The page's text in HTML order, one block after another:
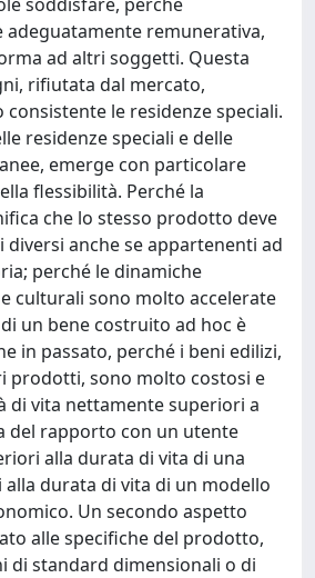
adeguatamente remunerativa,
ad altri soggetti. Questa
rifiutata dal mercato,
le residenze speciali.
residenze speciali e delle
emerge con particolare
flessibilità. Perché la
che lo stesso prodotto deve
anche se appartenenti ad
perché le dinamiche
culturali sono molto accelerate
un bene costruito ad hoc è
in passato, perché i beni edilizi,
prodotti, sono molto costosi e
di vita nettamente superiori a
del rapporto con un utente
alla durata di vita di una
durata di vita di un modello
Un secondo aspetto
alle specifiche del prodotto,
di standard dimensionali o di